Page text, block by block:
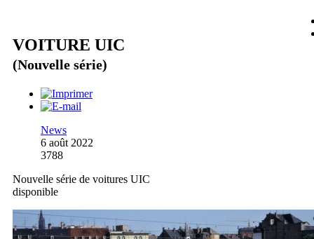
VOITURE UIC
(Nouvelle série)
News
6 août 2022
3788
Nouvelle série de voitures UIC
disponible